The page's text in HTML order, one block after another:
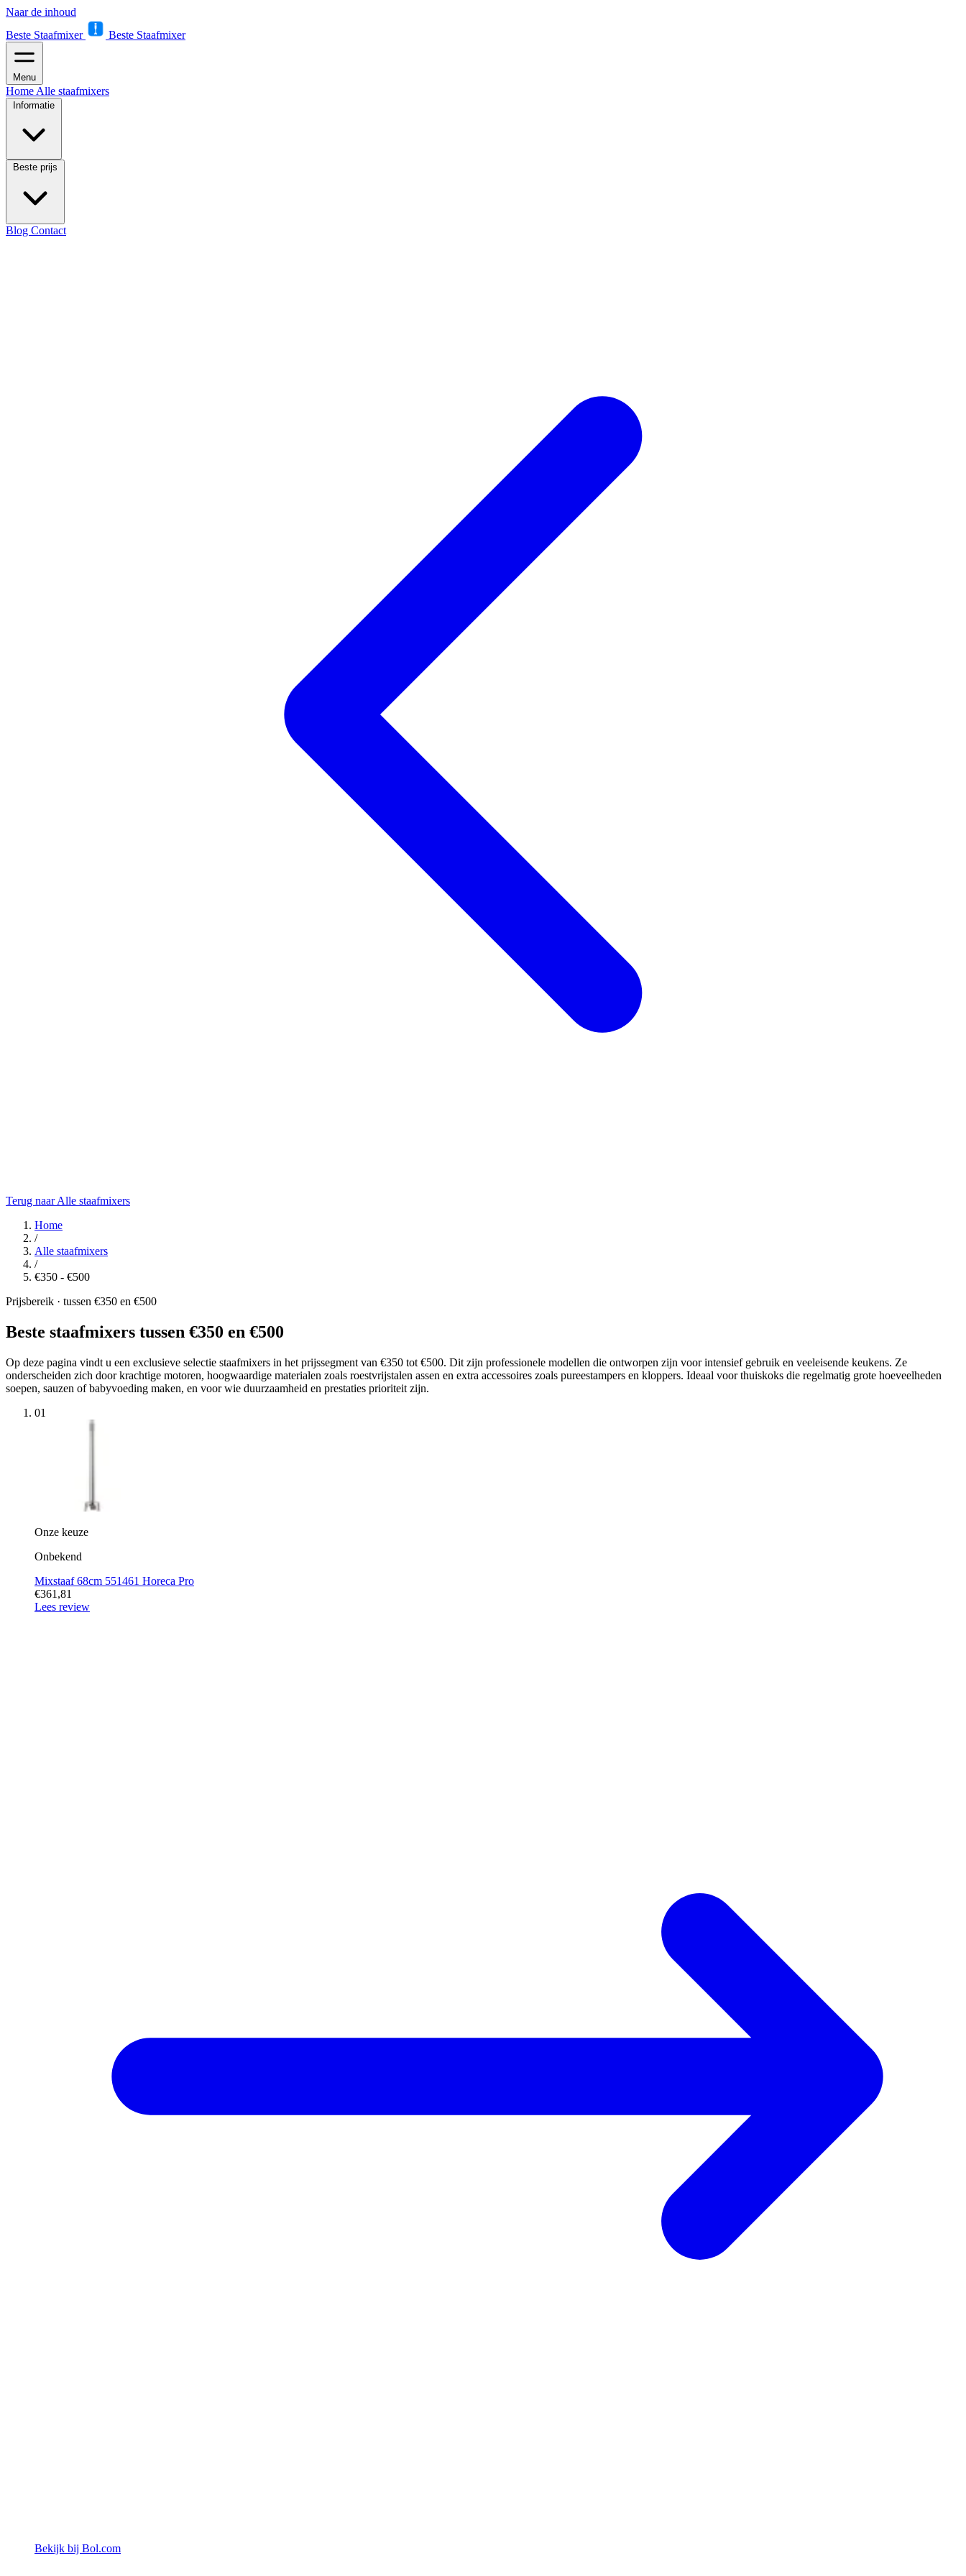
Naar de inhoud
Beste Staafmixer
Beste Staafmixer
Menu
Home Alle staafmixers
Informatie
Beste prijs
Blog Contact
Terug naar Alle staafmixers
Home
/
Alle staafmixers
/
€350 - €500
Prijsbereik · tussen €350 en €500
Beste staafmixers tussen €350 en €500
Op deze pagina vindt u een exclusieve selectie staafmixers in het prijssegment van €350 tot €500. Dit zijn professionele modellen die ontworpen zijn voor intensief gebruik en veeleisende keukens. Ze
onderscheiden zich door krachtige motoren, hoogwaardige materialen zoals roestvrijstalen assen en extra accessoires zoals pureestampers en kloppers. Ideaal voor thuiskoks die regelmatig grote hoeveelheden
soepen, sauzen of babyvoeding maken, en voor wie duurzaamheid en prestaties prioriteit zijn.
01
Onze keuze
Onbekend
Mixstaaf 68cm 551461 Horeca Pro
€361,81
Lees review
Bekijk bij Bol.com